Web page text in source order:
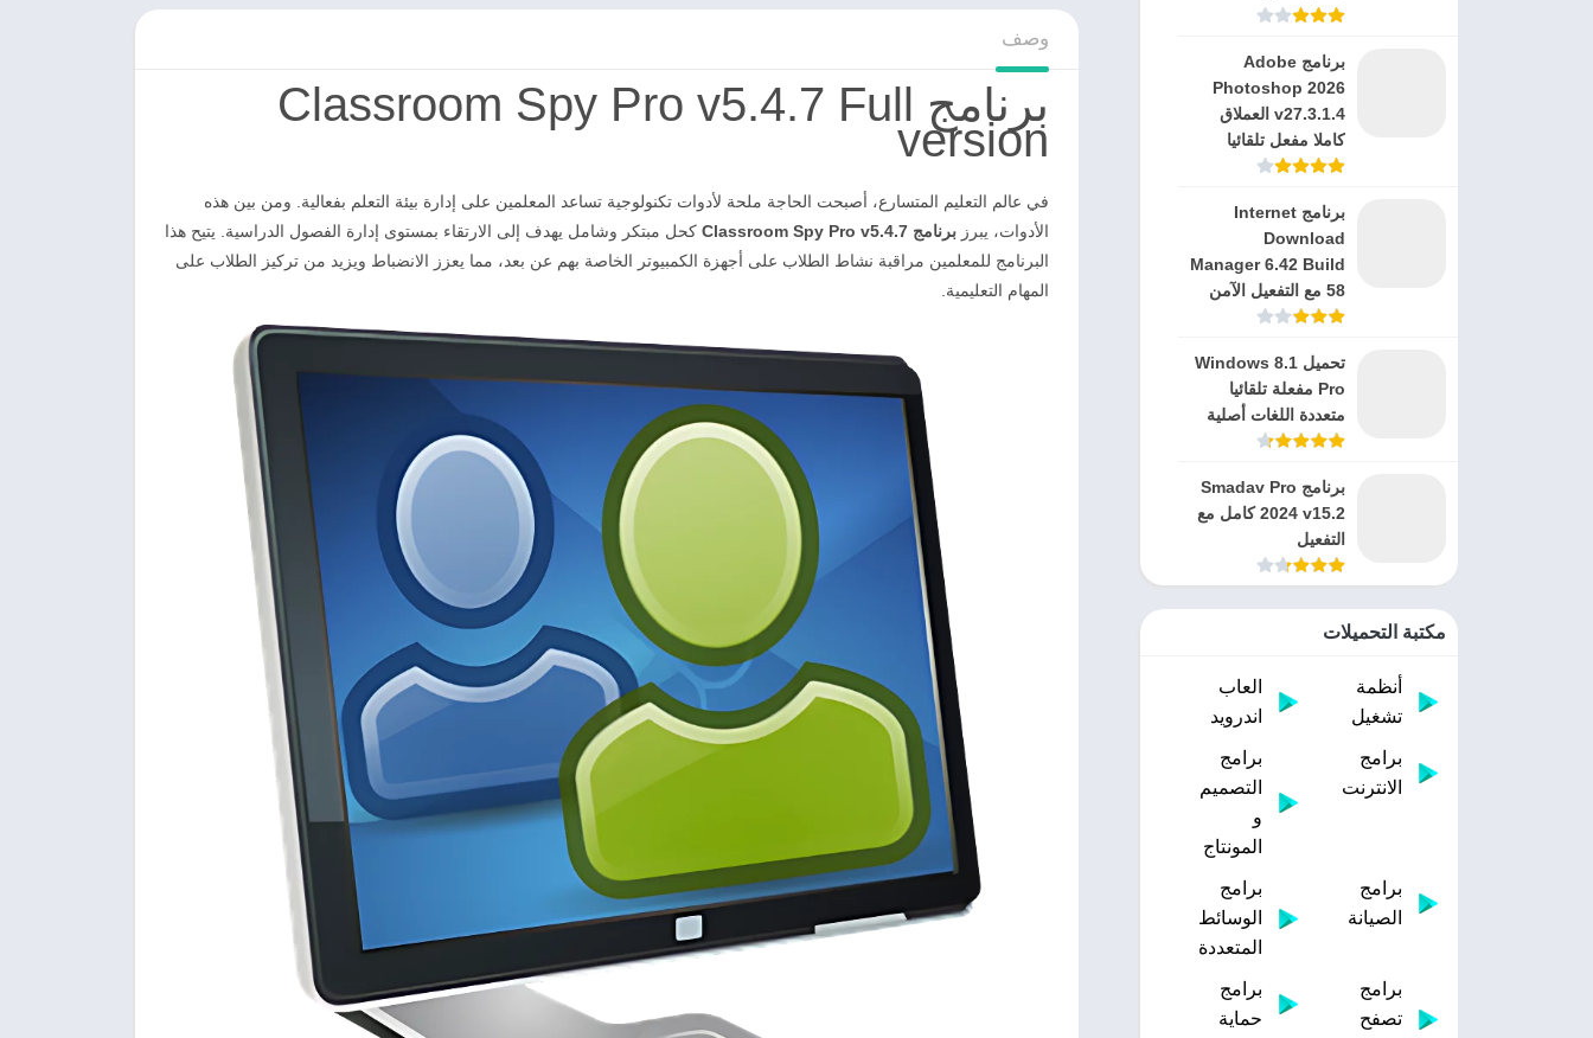
وصف
برنامج Classroom Spy Pro v5.4.7 Full
version
في عالم التعليم المتسارع، أصبحت الحاجة ملحة لأدوات تكنولوجية تساعد المعلمين على إدارة بيئة التعلم بفعالية. ومن بين هذه
الأدوات، يبرز برنامج Classroom Spy Pro v5.4.7
كحل مبتكر وشامل يهدف إلى الارتقاء بمستوى إدارة الفصول الدراسية. يتيح هذا
البرنامج للمعلمين مراقبة نشاط الطلاب على أجهزة الكمبيوتر الخاصة بهم عن بعد، مما يعزز الانضباط ويزيد من تركيز الطلاب على
المهام التعليمية.
برنامج Adobe
Photoshop 2026
v27.3.1.4 العملاق
كاملا مفعل تلقائيا
برنامج Internet
Download
Manager 6.42 Build
58 مع التفعيل الآمن
تحميل Windows 8.1
Pro مفعلة تلقائيا
متعددة اللغات أصلية
برنامج Smadav Pro
2024 v15.2 كامل مع
التفعيل
مكتبة التحميلات
أنظمة
تشغيل
العاب
اندرويد
برامج
الانترنت
برامج
التصميم
و
المونتاج
برامج
الصيانة
برامج
الوسائط
المتعددة
برامج
تصفح
برامج
حماية